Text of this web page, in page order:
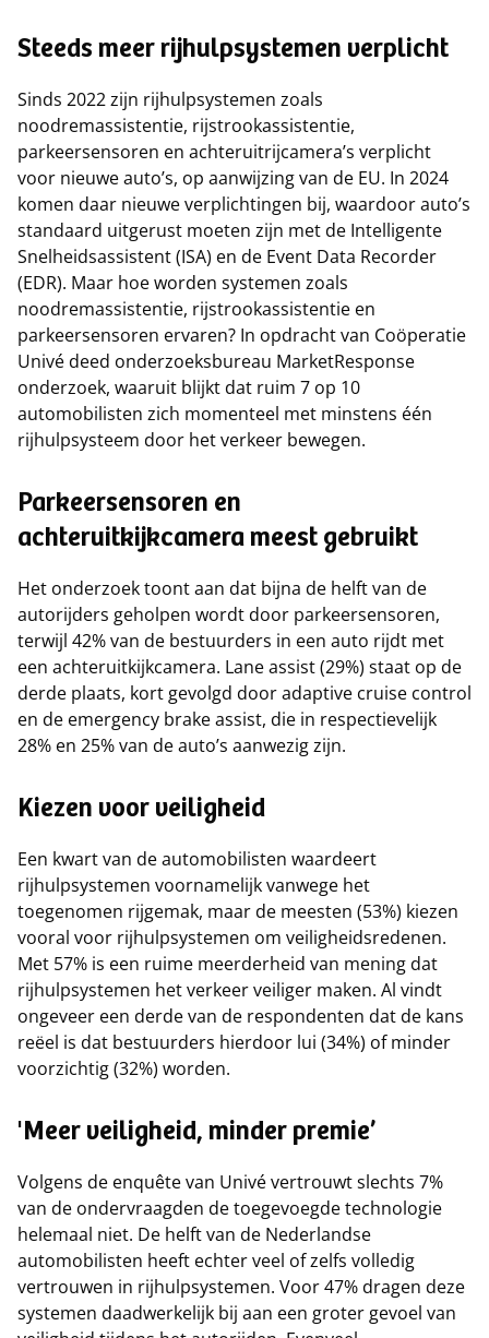
Steeds meer rijhulpsystemen verplicht
Sinds 2022 zijn rijhulpsystemen zoals
noodremassistentie, rijstrookassistentie,
parkeersensoren en achteruitrijcamera’s verplicht
voor nieuwe auto’s, op aanwijzing van de EU. In 2024
komen daar nieuwe verplichtingen bij, waardoor auto’s
standaard uitgerust moeten zijn met de Intelligente
Snelheidsassistent (ISA) en de Event Data Recorder
(EDR). Maar hoe worden systemen zoals
noodremassistentie, rijstrookassistentie en
parkeersensoren ervaren? In opdracht van Coöperatie
Univé deed onderzoeksbureau MarketResponse
onderzoek, waaruit blijkt dat ruim 7 op 10
automobilisten zich momenteel met minstens één
rijhulpsysteem door het verkeer bewegen.
Parkeersensoren en
achteruitkijkcamera meest gebruikt
Het onderzoek toont aan dat bijna de helft van de
autorijders geholpen wordt door parkeersensoren,
terwijl 42% van de bestuurders in een auto rijdt met
een achteruitkijkcamera. Lane assist (29%) staat op de
derde plaats, kort gevolgd door adaptive cruise control
en de emergency brake assist, die in respectievelijk
28% en 25% van de auto’s aanwezig zijn.
Kiezen voor veiligheid
Een kwart van de automobilisten waardeert
rijhulpsystemen voornamelijk vanwege het
toegenomen rijgemak, maar de meesten (53%) kiezen
vooral voor rijhulpsystemen om veiligheidsredenen.
Met 57% is een ruime meerderheid van mening dat
rijhulpsystemen het verkeer veiliger maken. Al vindt
ongeveer een derde van de respondenten dat de kans
reëel is dat bestuurders hierdoor lui (34%) of minder
voorzichtig (32%) worden.
'Meer veiligheid, minder premie’
Volgens de enquête van Univé vertrouwt slechts 7%
van de ondervraagden de toegevoegde technologie
helemaal niet. De helft van de Nederlandse
automobilisten heeft echter veel of zelfs volledig
vertrouwen in rijhulpsystemen. Voor 47% dragen deze
systemen daadwerkelijk bij aan een groter gevoel van